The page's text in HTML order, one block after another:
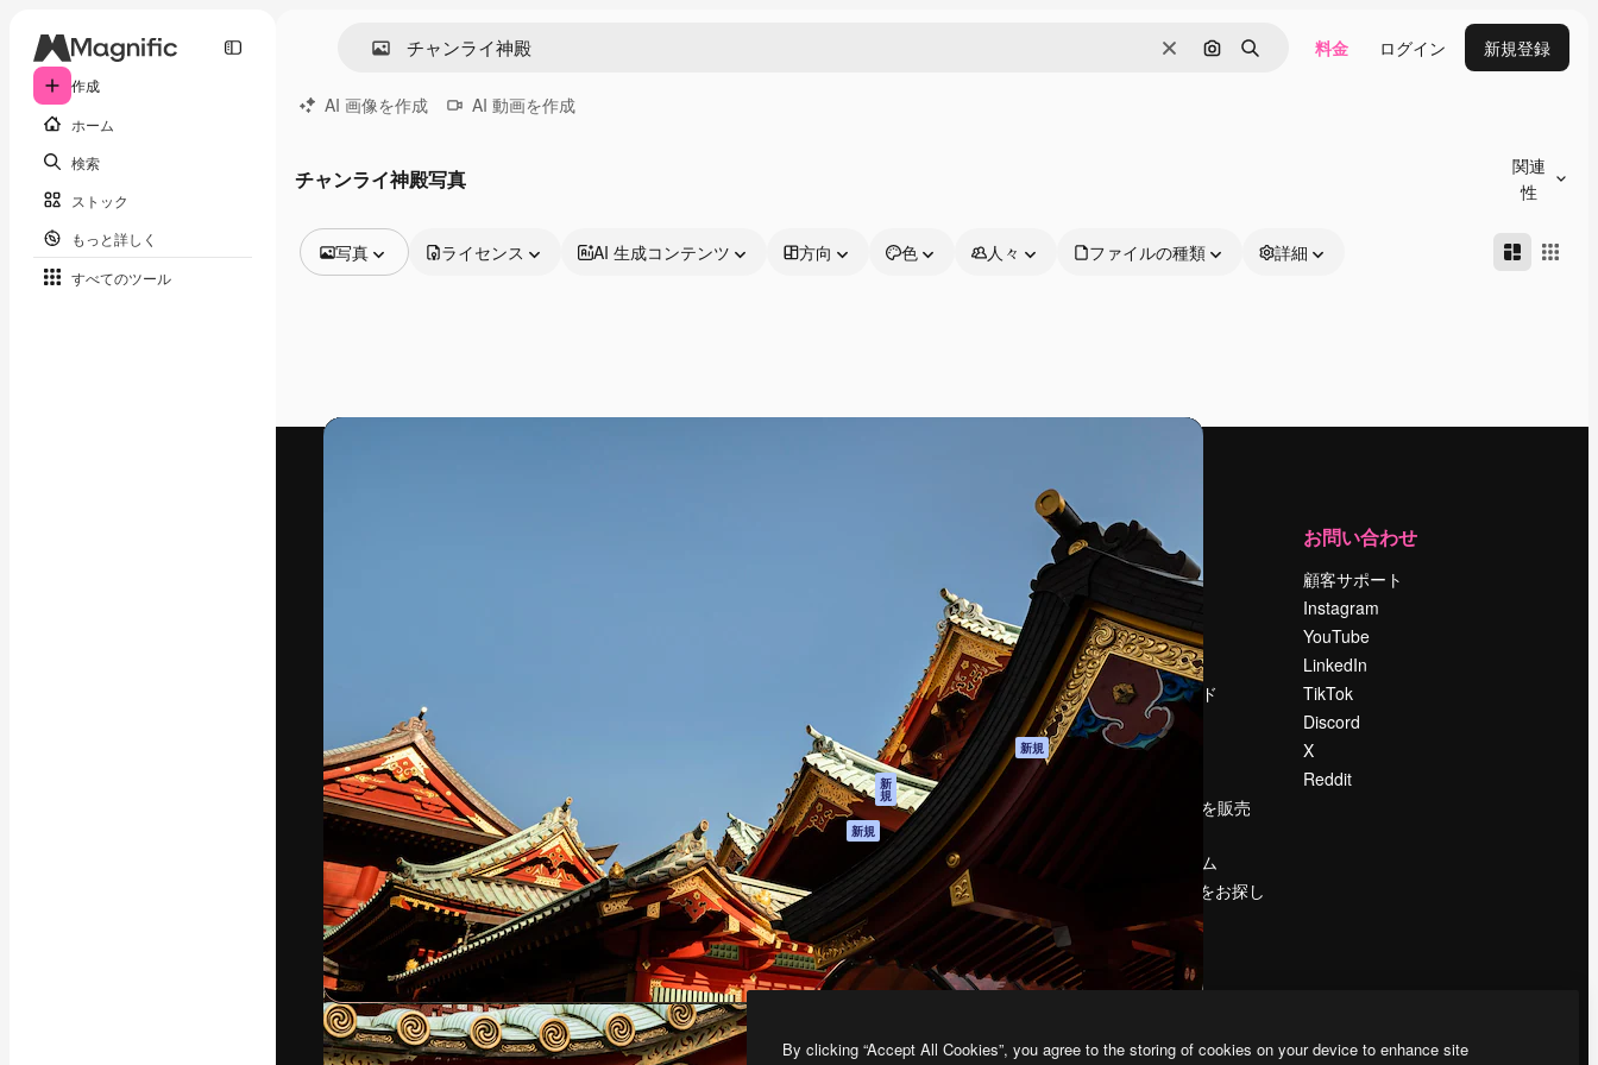
作成
ホーム
検索
ストック
もっと詳しく
すべてのツール
消去 画像で検索
検索 料金 ログイン 新規登録
AI 画像を作成 AI 動画を作成
チャンライ神殿写真
関連
性
写真
動画
ライセンス AI 生成コンテンツ 方向 色 人々 ファイルの種類 詳細
ストックコンテン
Claude/ChatGPT
向けMCP
新
規
エージェント 新規
API
モバイルアプリ
すべてのMagnificツ
ール
ドキュメント
サポート
利用規約
プライバシーポリ
シー
オリジナル 新規
クッキーポリシー
トラストセンター
アフィリエイト
法人向け
運営
料金
会社概要
Reviews
採用情報
検索トレンド
ブログ
イベント
コンテンツを販売
プレスルーム
magnific.aiをお探し
ですか？
お問い合わせ
顧客サポート
Instagram
YouTube
LinkedIn
TikTok
Discord
X
Reddit
Copyright © 2010-2026Freepik Company S.L.U.無断複写・転載を禁じます
By clicking “Accept All Cookies”, you agree to the storing of cookies on your device to enhance site